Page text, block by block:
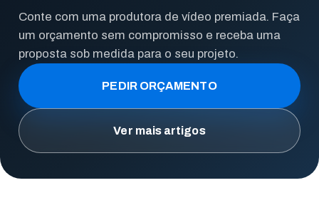
Conte com uma produtora de vídeo premiada. Faça
um orçamento sem compromisso e receba uma
proposta sob medida para o seu projeto.
PEDIR ORÇAMENTO
Ver mais artigos